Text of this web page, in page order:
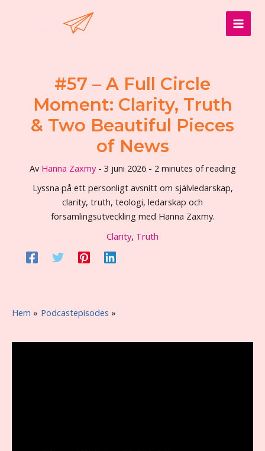
#57 – A Full Circle
Moment: Clarity, Truth
& Two Beautiful Pieces
of News
Av Hanna Zaxmy - 3 juni 2026 - 2 minutes of reading
Lyssna på ett personligt avsnitt om självledarskap,
clarity, truth, teologi, ledarskap och
församlingsutveckling med Hanna Zaxmy.
Clarity, Truth
Hem
Podcastepisodes